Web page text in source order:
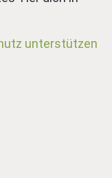
unterstützen